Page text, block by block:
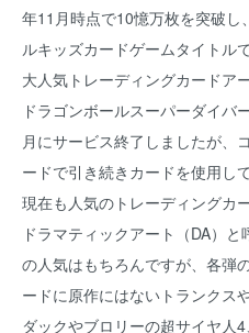
年11月時点で10憶万枚を突破
ルキッズカードゲームタイトル
大人気トレーディングカードア
ドラゴンボールスーパーダイバ
月にサービス終了しましたが、
ードで引き続きカードを使用し
現在も人気のトレーディングカ
ドラマティックアート（DA）
の人気はもちろんですが、各弾
ードに原作にはないトランクス
ダックやブロリーの超サイヤ人